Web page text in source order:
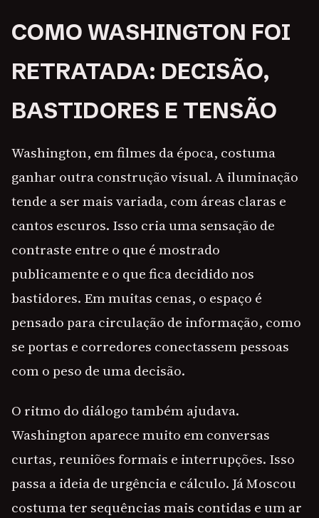
COMO WASHINGTON FOI
RETRATADA: DECISÃO,
BASTIDORES E TENSÃO
Washington, em filmes da época, costuma
ganhar outra construção visual. A iluminação
tende a ser mais variada, com áreas claras e
cantos escuros. Isso cria uma sensação de
contraste entre o que é mostrado
publicamente e o que fica decidido nos
bastidores. Em muitas cenas, o espaço é
pensado para circulação de informação, como
se portas e corredores conectassem pessoas
com o peso de uma decisão.
O ritmo do diálogo também ajudava.
Washington aparece muito em conversas
curtas, reuniões formais e interrupções. Isso
passa a ideia de urgência e cálculo. Já Moscou
costuma ter sequências mais contidas e um ar